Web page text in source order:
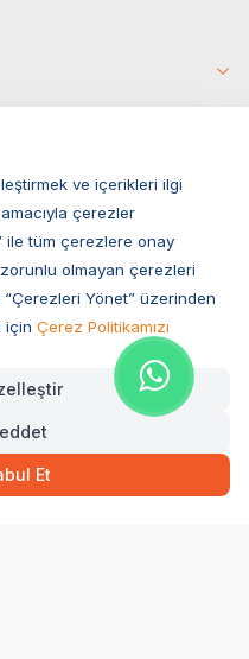
Sorular
/ KOCAELİ
ve içerikleri ilgi
çerezler
ile tüm çerezlere onay
olmayan çerezleri
Yönet” üzerinden
için Çerez Politikamızı
Et